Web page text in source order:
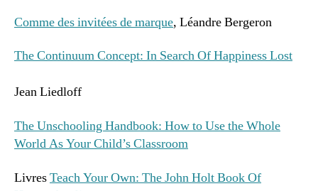
Comme des invitées de marque, Léandre Bergeron
The Continuum Concept: In Search Of Happiness Lost
Jean Liedloff
The Unschooling Handbook: How to Use the Whole
World As Your Child’s Classroom
LivresTeach Your Own: The John Holt Book Of